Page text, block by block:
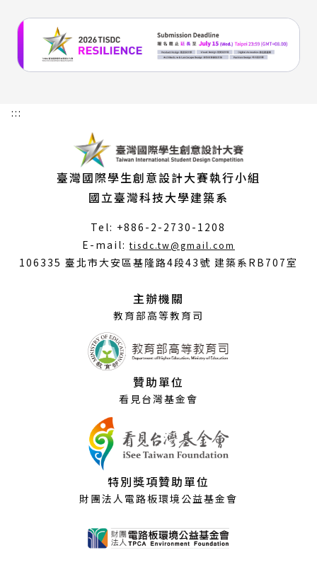
:::
臺灣國際學生創意設計大賽執行小組
國立臺灣科技大學建築系
Tel: +886-2-2730-1208
E-mail:tisdc.tw@gmail.com
開
106335 臺北市大安區基隆路4段43號 建築系RB707室
主辦機關
教育部高等教育司
贊助單位
看見台灣基金會
特別獎項贊助單位
財團法人電路板環境公益基金會